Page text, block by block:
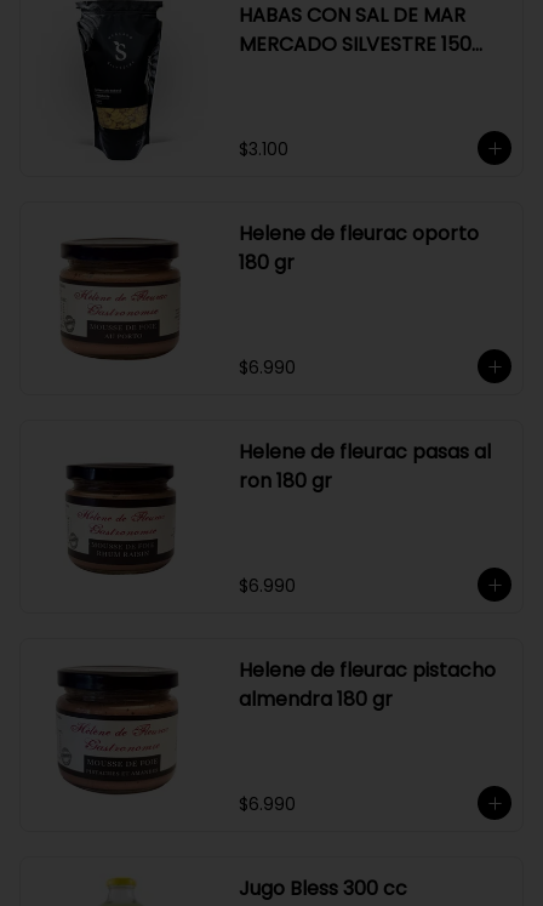
HABAS CON SAL DE MAR
MERCADO SILVESTRE 150
$3.100
Helene de fleurac oporto
180 gr
$6.990
Helene de fleurac pasas al
ron 180 gr
$6.990
Helene de fleurac pistacho
almendra 180 gr
$6.990
Jugo Bless 300 cc